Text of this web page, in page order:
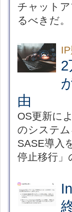
チャット
るべきだ。
由
OS更新に
のシステ
SASE導入
停止移行」